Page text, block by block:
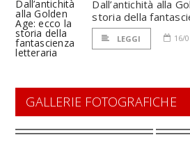
Dall’antichità alla
storia della
LEGGI 16/
GALLERIE FOTOGRAFICHE